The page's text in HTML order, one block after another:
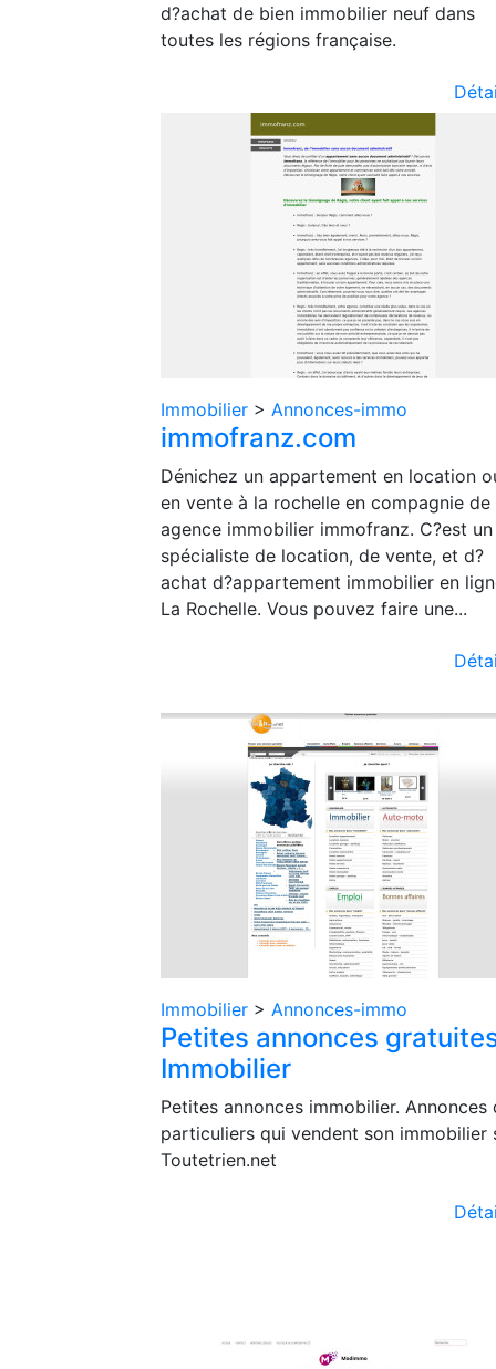
d?achat de bien immobilier neuf dans
toutes les régions française.
Immobilier > Annonces-immo
immofranz.com
Dénichez un appartement en location
en vente à la rochelle en compagnie de
agence immobilier immofranz. C?est un
spécialiste de location, de vente, et d?
achat d?appartement immobilier en
La Rochelle. Vous pouvez faire une...
Immobilier > Annonces-immo
Petites annonces
Immobilier
Petites annonces immobilier. Annonces
particuliers qui vendent son immobilier
Toutetrien.net